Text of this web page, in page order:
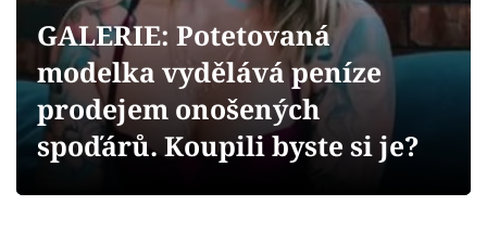
Videa
Sledujte prima+
GALERIE: Potetovaná
modelka vydělává peníze
prodejem onošených
spoďárů. Koupili byste si je?